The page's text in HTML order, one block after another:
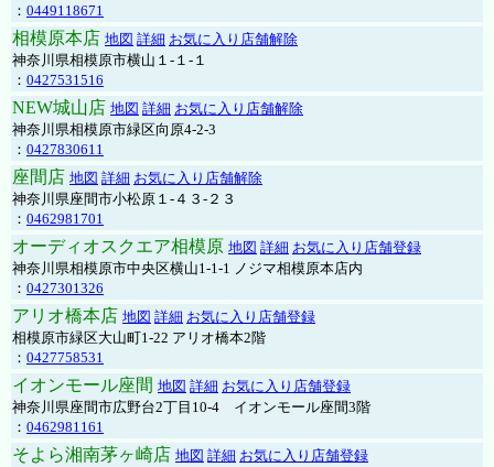
： 0449118671
相模原本店 地図 詳細 お気に入り店舗解除
神奈川県相模原市横山１-１-１
： 0427531516
NEW城山店 地図 詳細 お気に入り店舗解除
神奈川県相模原市緑区向原4-2-3
： 0427830611
座間店 地図 詳細 お気に入り店舗解除
神奈川県座間市小松原１-４３-２３
： 0462981701
オーディオスクエア相模原 地図 詳細 お気に入り店舗登録
神奈川県相模原市中央区横山1-1-1 ノジマ相模原本店内
： 0427301326
アリオ橋本店 地図 詳細 お気に入り店舗登録
相模原市緑区大山町1-22 アリオ橋本2階
： 0427758531
イオンモール座間 地図 詳細 お気に入り店舗登録
神奈川県座間市広野台2丁目10-4 イオンモール座間3階
： 0462981161
そよら湘南茅ヶ崎店 地図 詳細 お気に入り店舗登録